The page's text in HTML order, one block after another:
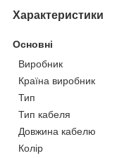
Характеристики
Основні
Виробник
Країна виробник
Тип
Тип кабеля
Довжина кабелю
Колір